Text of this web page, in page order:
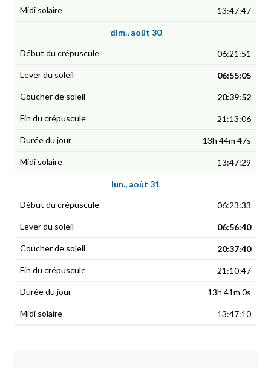
13:47:47
dim., août 30
06:21:51
06:55:05
20:39:52
21:13:06
13h 44m 47s
13:47:29
lun., août 31
06:23:33
06:56:40
20:37:40
21:10:47
13h 41m 0s
13:47:10